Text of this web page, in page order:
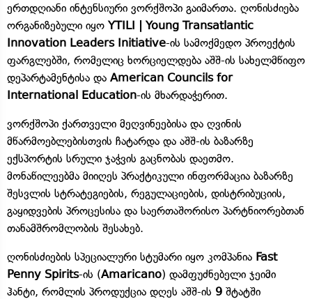
ერთდღიანი ინტენსიური ვორქშოპი გაიმართა. ღონისძიება
ორგანიზებული იყო YTILI | Young Transatlantic
Innovation Leaders Initiative-ის სამოქმედო პროექტის
ფარგლებში, რომელიც ხორციელდება აშშ-ის სახელმწიფო
დეპარტამენტისა და American Councils for
International Education-ის მხარდაჭერით.
ვორქშოპი ქართველი მეღვინეებისა და ღვინის
მწარმოებლებისთვის ჩატარდა და აშშ-ის ბაზარზე
ექსპორტის სრული ჯაჭვის გაცნობას დაეთმო.
მონაწილეებმა მიიღეს პრაქტიკული ინფორმაცია ბაზარზე
შესვლის სტრატეგიების, რეგულაციების, დისტრიბუციის,
გაყიდვების პროცესისა და საერთაშორისო პარტნიორებთან
თანამშრომლობის შესახებ.
ღონისძიების სპეციალური სტუმარი იყო კომპანია Fast
Penny Spirits-ის (Amaricano) დამფუძნებელი ჯეიმი
ჰანტი, რომლის პროდუქცია დღეს აშშ-ის 9 შტატში